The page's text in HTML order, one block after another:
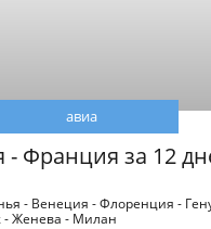
- Франция за 12
авиа
- Венеция - Флоренция -
Женева - Милан